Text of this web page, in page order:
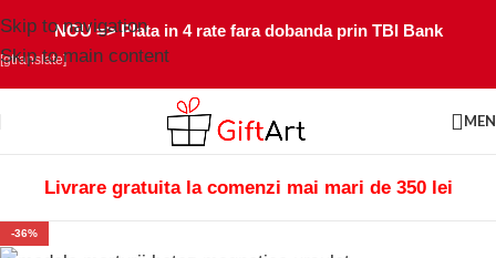
Skip to navigation
Skip to main content
NOU =>Plata in 4 rate fara dobanda prin TBI Bank
[gtranslate]
Livrare gratuita la comenzi mai mari de 350 lei
-36%